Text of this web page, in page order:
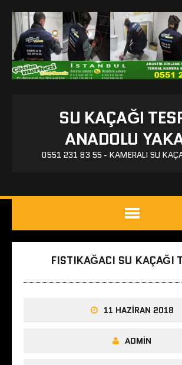
SU KAÇAĞI
ANADOLU
0551 231 83 55 - KAMERALI SU
FISTIKAĞACI SU KAÇAĞI
11 HAZIRAN 2018
ADMIN